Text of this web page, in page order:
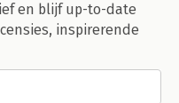
en blijf up-to-date
inspirerende